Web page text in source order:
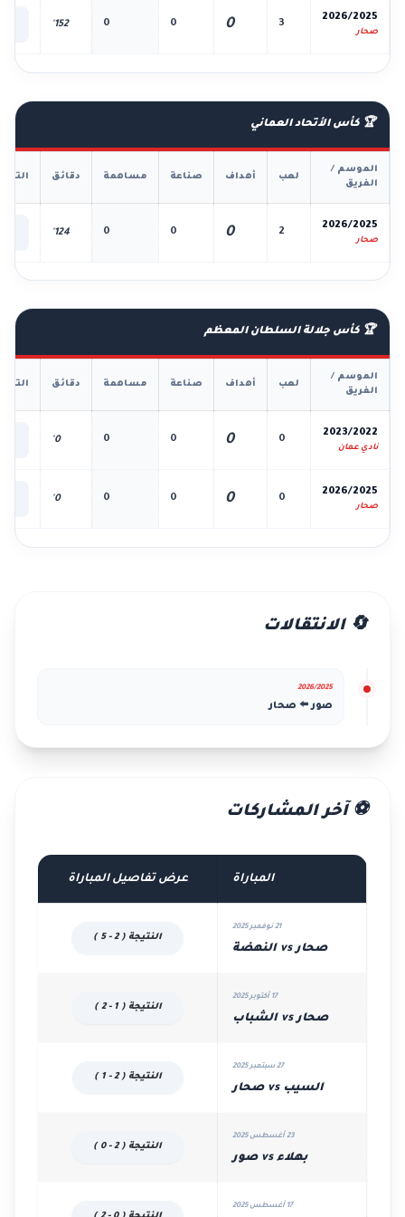
2026/2025
صحار
3
0
0
0
152'
🏆 كأس الأتحاد العماني
الموسم /
الفريق
لعب أهداف صناعة مساهمة دقائق
2026/2025
صحار
2
0
0
0
124'
🏆 كأس جلالة السلطان المعظم
الموسم /
الفريق
لعب أهداف صناعة مساهمة دقائق
2023/2022
نادي عمان
0
0
0
0
0'
2026/2025
صحار
0
0
0
0
0'
🔄 الانتقالات
2026/2025
صور ⬅️ صحار
⚽ آخر المشاركات
المباراة عرض تفاصيل المباراة
21 نوفمبر 2025
صحار vs النهضة
النتيجة ( 2 - 5 )
17 أكتوبر 2025
صحار vs الشباب
النتيجة ( 1 - 2 )
27 سبتمبر 2025
السيب vs صحار
النتيجة ( 2 - 1 )
23 أغسطس 2025
بهلاء vs صور
النتيجة ( 2 - 0 )
17 أغسطس 2025